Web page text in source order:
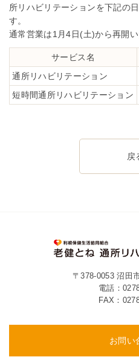
所リハビリテーションを下記の
す。
通常営業は1月4日(土)から再開い
サービス名
通所リハビリテーション
短時間通所リハビリテーション
戻
〒378-0053 沼田
電話：
FAX：
お問い